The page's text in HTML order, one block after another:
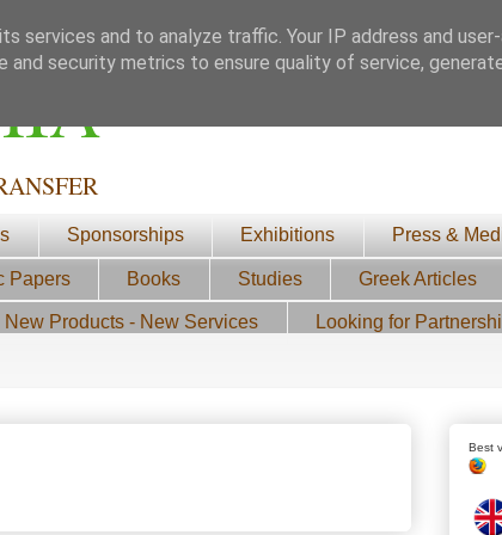
Sponsorships Exhibitions Press &
Papers Books Studies Greek Articles
New Products - New Services Looking for
Best
services and to analyze traffic. Your IP address and
and security metrics to ensure quality of service,